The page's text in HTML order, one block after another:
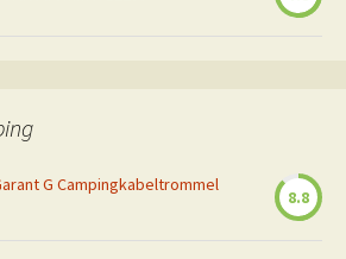
G Campingkabeltrommel
8.8